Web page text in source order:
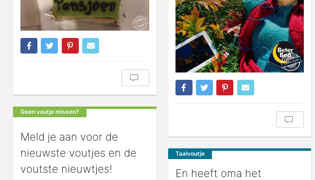
Geen voutje missen?
Meld je aan voor de
nieuwste voutjes en de
voutste nieuwtjes!
Taalvoutje
En heeft oma het